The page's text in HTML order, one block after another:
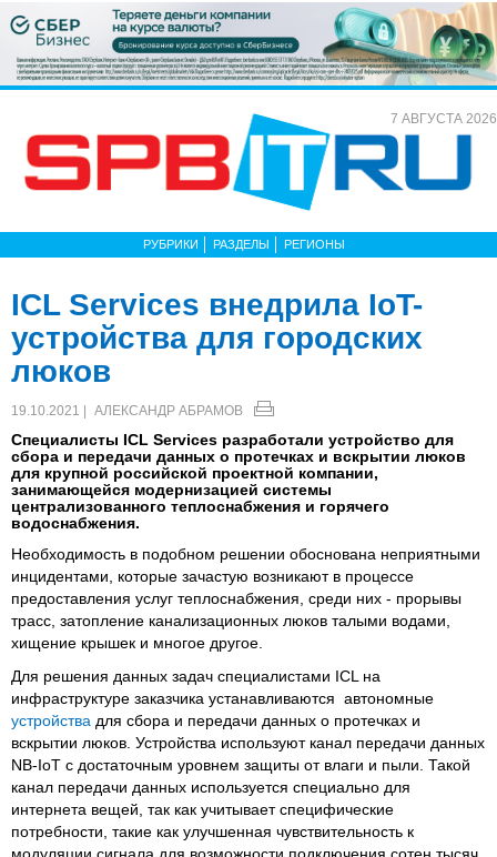
7 АВГУСТА 2026
РУБРИКИ РАЗДЕЛЫ РЕГИОНЫ
ICL Services внедрила IoT-
устройства для городских
люков
19.10.2021 | АЛЕКСАНДР АБРАМОВ
Специалисты ICL Services разработали устройство для
сбора и передачи данных о протечках и вскрытии люков
для крупной российской проектной компании,
занимающейся модернизацией системы
централизованного теплоснабжения и горячего
водоснабжения.
Необходимость в подобном решении обоснована неприятными
инцидентами, которые зачастую возникают в процессе
предоставления услуг теплоснабжения, среди них - прорывы
трасс, затопление канализационных люков талыми водами,
хищение крышек и многое другое.
Для решения данных задач специалистами ICL на
инфраструктуре заказчика устанавливаются автономные
устройства для сбора и передачи данных о протечках и
вскрытии люков. Устройства используют канал передачи данных
NB-IoT с достаточным уровнем защиты от влаги и пыли. Такой
канал передачи данных используется специально для
интернета вещей, так как учитывает специфические
потребности, такие как улучшенная чувствительность к
модуляции сигнала для возможности подключения сотен тысяч